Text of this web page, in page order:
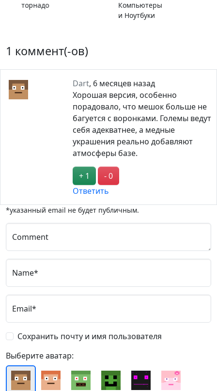
Компьютеры
1 коммент(-ов)
Dart, 6 месяцев назад
Хорошая версия, особенно
порадовало, что мешок больше не
багуется с воронками. Големы ведут
себя адекватнее, а медные
украшения реально добавляют
атмосферы базе.
+ 1
- 0
Ответить
*указанный email не будет публичным.
Comment
Name*
Email*
Сохранить почту и имя пользователя
Выберите аватар: